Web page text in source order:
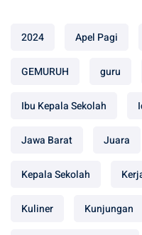
2024 Apel Pagi
GEMURUH guru
Ibu Kepala Sekolah
Jawa Barat Juara
Kepala Sekolah
Kuliner Kunjungan